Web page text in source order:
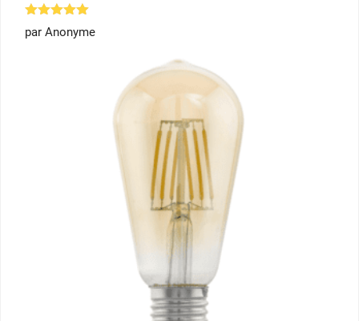
Note
sur 5
par Anonyme